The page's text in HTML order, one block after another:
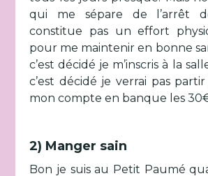
qui me sépare de l’arrêt
constitue pas un effort
pour me maintenir en bonne
c’est décidé je m’inscris à la
c’est décidé je verrai pas
mon compte en banque les
2) Manger sain
Bon je suis au Petit Paumé